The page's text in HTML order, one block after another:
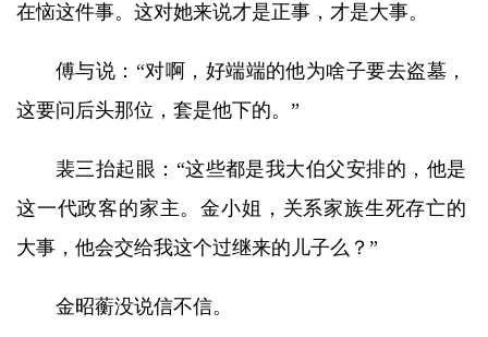
在恼这件事。这对她来说才是正事，才是大事。
傅与说：“对啊，好端端的他为啥子要去盗墓，
这要问后头那位，套是他下的。”
裴三抬起眼：“这些都是我大伯父安排的，他是
这一代政客的家主。金小姐，关系家族生死存亡的
大事，他会交给我这个过继来的儿子么？”
金昭蘅没说信不信。